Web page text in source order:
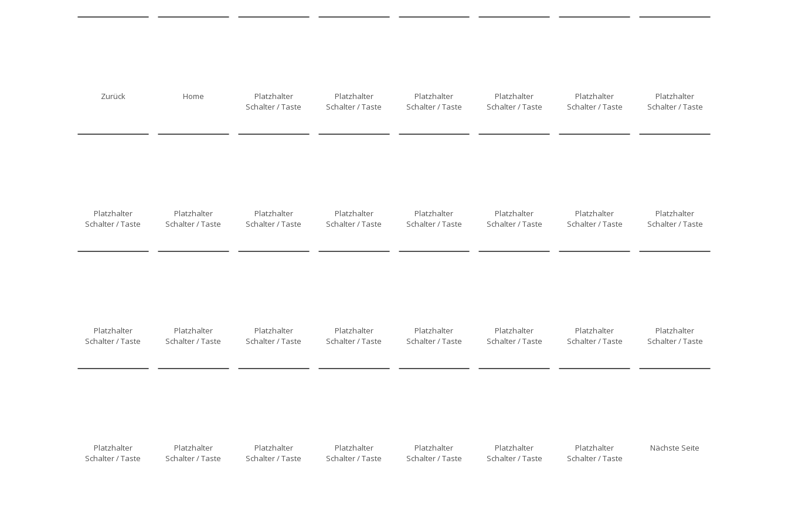
Zurück Home
Platzhalter
Schalter / Taste
Platzhalter
Schalter / Taste
Platzhalter
Schalter / Taste
Platzhalter
Schalter / Taste
Platzhalter
Schalter / Taste
Platzhalter
Schalter / Taste
Platzhalter
Schalter / Taste
Platzhalter
Schalter / Taste
Platzhalter
Schalter / Taste
Platzhalter
Schalter / Taste
Platzhalter
Schalter / Taste
Platzhalter
Schalter / Taste
Platzhalter
Schalter / Taste
Platzhalter
Schalter / Taste
Platzhalter
Schalter / Taste
Platzhalter
Schalter / Taste
Platzhalter
Schalter / Taste
Platzhalter
Schalter / Taste
Platzhalter
Schalter / Taste
Platzhalter
Schalter / Taste
Platzhalter
Schalter / Taste
Platzhalter
Schalter / Taste
Platzhalter
Schalter / Taste
Platzhalter
Schalter / Taste
Platzhalter
Schalter / Taste
Platzhalter
Schalter / Taste
Platzhalter
Schalter / Taste
Platzhalter
Schalter / Taste
Platzhalter
Schalter / Taste
Nächste Seite